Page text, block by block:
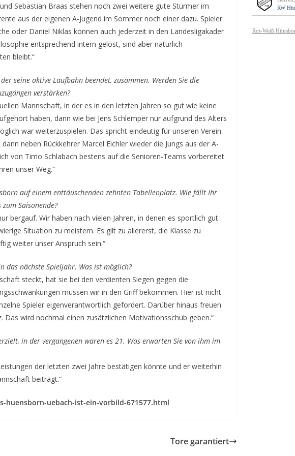
Sebastian Braas stehen noch zwei weitere gute Stürmer im
aus der eigenen A-Jugend im Sommer noch einer dazu. Spieler
oder Daniel Niklas können auch jederzeit in den Landesligakader
entsprechend intern gelöst, sind aber natürlich
bleibt.“
seine aktive Laufbahn beendet, zusammen. Werden Sie die
verstärken?
Mannschaft, in der es in den letzten Jahren so gut wie keine
haben, dann wie bei Jens Schlemper nur aufgrund des Alters
war weiterzuspielen. Das spricht eindeutig für unseren Verein
neben Rückkehrer Marcel Eichler wieder die Jungs aus der A-
von Timo Schlabach bestens auf die Senioren-Teams vorbereitet
unser Weg.“
auf einem enttäuschenden zehnten Tabellenplatz. Wie fällt Ihr
Saisonende?
bergauf. Wir haben nach vielen Jahren, in denen es sportlich gut
Situation zu meistern. Es gilt zu allererst, die Klasse zu
weiter unser Anspruch sein.“
das nächste Spieljahr. Was ist möglich?
steckt, hat sie bei den verdienten Siegen gegen die
müssen wir in den Griff bekommen. Hier ist nicht
Spieler eigenverantwortlich gefordert. Darüber hinaus freuen
wird nochmal einen zusätzlichen Motivationsschub geben.“
in der vergangenen waren es 21. Was erwarten Sie von ihm im
der letzten zwei Jahre bestätigen könnte und er weiterhin
beiträgt.“
uebach-ist-ein-vorbild-671577.html
Tore garantiert